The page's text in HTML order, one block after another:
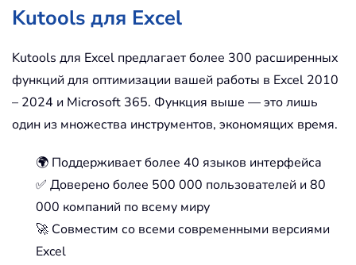
Kutools для Excel
Kutools для Excel предлагает более 300 расширенных
функций для оптимизации вашей работы в Excel 2010
– 2024 и Microsoft 365. Функция выше — это лишь
один из множества инструментов, экономящих время.
🌍 Поддерживает более 40 языков интерфейса
✅ Доверено более 500 000 пользователей и 80
000 компаний по всему миру
🚀 Совместим со всеми современными версиями
Excel